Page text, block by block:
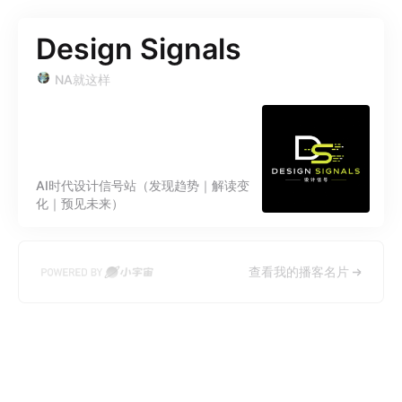
Design Signals
NA就这样
AI时代设计信号站（发现趋势｜解读变
化｜预见未来）
查看我的播客名片